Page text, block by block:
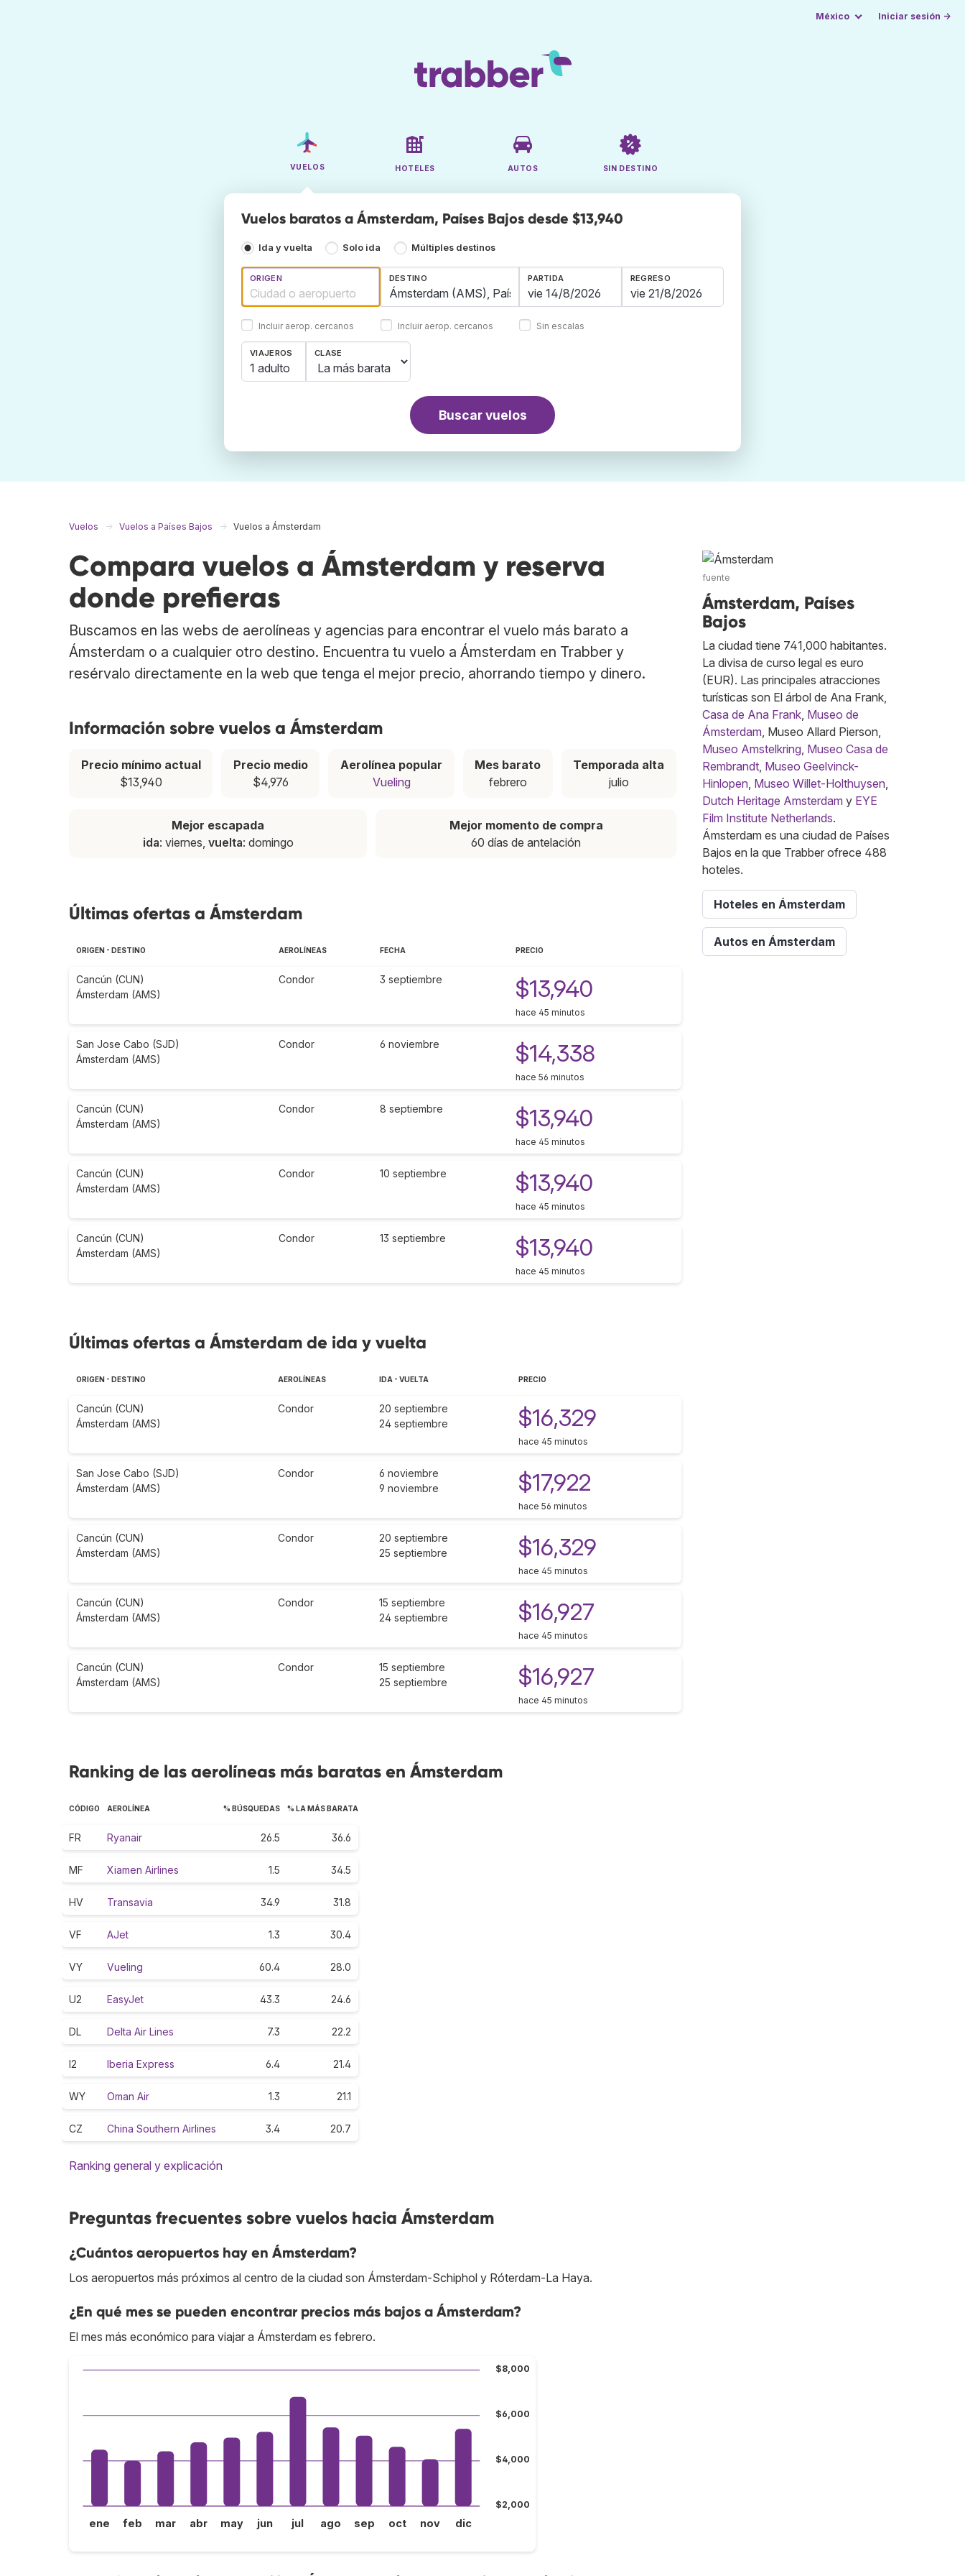
México Iniciar sesión →
VUELOS HOTELES AUTOS SIN DESTINO
Vuelos baratos a Ámsterdam, Países Bajos desde $13,940
Ida y vuelta Solo ida Múltiples destinos
ORIGEN
Incluir aerop. cercanos
DESTINO
Incluir aerop. cercanos
PARTIDA REGRESO
Sin escalas
VIAJEROS
1 adulto
CLASE
Buscar vuelos
Vuelos Vuelos a Países Bajos Vuelos a Ámsterdam
Compara vuelos a Ámsterdam y reserva
donde prefieras
Buscamos en las webs de aerolíneas y agencias para encontrar el vuelo más barato a
Ámsterdam o a cualquier otro destino. Encuentra tu vuelo a Ámsterdam en Trabber y
resérvalo directamente en la web que tenga el mejor precio, ahorrando tiempo y dinero.
Información sobre vuelos a Ámsterdam
Precio mínimo actual
$13,940
Precio medio
$4,976
Aerolínea popular
Vueling
Mes barato
febrero
Temporada alta
julio
Mejor escapada
ida: viernes, vuelta: domingo
Mejor momento de compra
60 días de antelación
Últimas ofertas a Ámsterdam
ORIGEN - DESTINO AEROLÍNEAS FECHA PRECIO
Cancún (CUN)
Ámsterdam (AMS)
Condor 3 septiembre $13,940
hace 45 minutos
San Jose Cabo (SJD)
Ámsterdam (AMS)
Condor 6 noviembre $14,338
hace 56 minutos
Cancún (CUN)
Ámsterdam (AMS)
Condor 8 septiembre $13,940
hace 45 minutos
Cancún (CUN)
Ámsterdam (AMS)
Condor 10 septiembre $13,940
hace 45 minutos
Cancún (CUN)
Ámsterdam (AMS)
Condor 13 septiembre $13,940
hace 45 minutos
Últimas ofertas a Ámsterdam de ida y vuelta
ORIGEN - DESTINO AEROLÍNEAS IDA - VUELTA PRECIO
Cancún (CUN)
Ámsterdam (AMS)
Condor
20 septiembre
24 septiembre
$16,329
hace 45 minutos
San Jose Cabo (SJD)
Ámsterdam (AMS)
Condor
6 noviembre
9 noviembre
$17,922
hace 56 minutos
Cancún (CUN)
Ámsterdam (AMS)
Condor
20 septiembre
25 septiembre
$16,329
hace 45 minutos
Cancún (CUN)
Ámsterdam (AMS)
Condor
15 septiembre
24 septiembre
$16,927
hace 45 minutos
Cancún (CUN)
Ámsterdam (AMS)
Condor
15 septiembre
25 septiembre
$16,927
hace 45 minutos
Ranking de las aerolíneas más baratas en Ámsterdam
CÓDIGO AEROLÍNEA % BÚSQUEDAS % LA MÁS BARATA
FR Ryanair 26.5 36.6
MF Xiamen Airlines 1.5 34.5
HV Transavia 34.9 31.8
VF AJet 1.3 30.4
VY Vueling 60.4 28.0
U2 EasyJet 43.3 24.6
DL Delta Air Lines 7.3 22.2
I2 Iberia Express 6.4 21.4
WY Oman Air 1.3 21.1
CZ China Southern Airlines 3.4 20.7
Ranking general y explicación
Preguntas frecuentes sobre vuelos hacia Ámsterdam
¿Cuántos aeropuertos hay en Ámsterdam?
Los aeropuertos más próximos al centro de la ciudad son Ámsterdam-Schiphol y Róterdam-La Haya.
¿En qué mes se pueden encontrar precios más bajos a Ámsterdam?
El mes más económico para viajar a Ámsterdam es febrero.
$2,000
$4,000
$6,000
$8,000
ene feb mar abr may jun jul ago sep oct nov dic
fuente
Ámsterdam, Países
Bajos
La ciudad tiene 741,000 habitantes.
La divisa de curso legal es euro
(EUR). Las principales atracciones
turísticas son El árbol de Ana Frank,
Casa de Ana Frank, Museo de
Ámsterdam, Museo Allard Pierson,
Museo Amstelkring, Museo Casa de
Rembrandt, Museo Geelvinck-
Hinlopen, Museo Willet-Holthuysen,
Dutch Heritage Amsterdam y EYE
Film Institute Netherlands.
Ámsterdam es una ciudad de Países
Bajos en la que Trabber ofrece 488
hoteles.
Hoteles en Ámsterdam
Autos en Ámsterdam